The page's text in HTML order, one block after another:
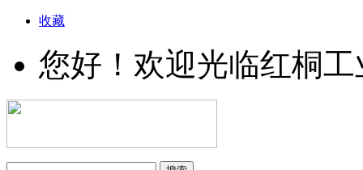
收藏
您好！欢迎光临红桐